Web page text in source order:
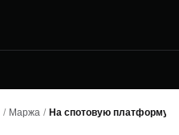
/ Маржа / На спотовую платформу